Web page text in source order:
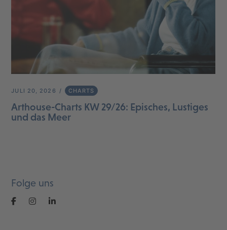
JULI 20, 2026 CHARTS
Arthouse-Charts KW 29/26: Episches, Lustiges
und das Meer
Folge uns